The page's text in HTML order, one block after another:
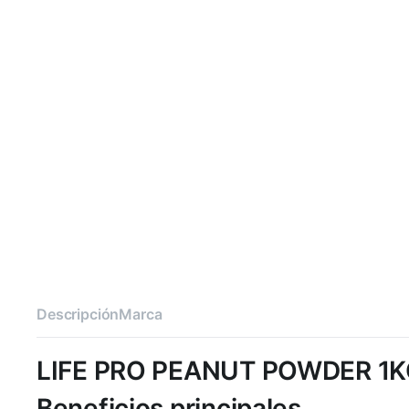
DescripciónMarca
LIFE PRO PEANUT POWDER